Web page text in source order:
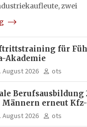
zwei
für
Akademie
August 2026 ots
Berufsausbildung
Männern erneut Kfz-
bei
August 2026 ots